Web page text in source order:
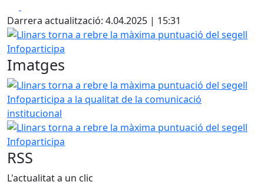
Darrera actualització: 4.04.2025 | 15:31
Llinars torna a rebre la màxima puntuació del segell
Imatges
Llinars torna a rebre la màxima puntuació del segell
Llinars torna a rebre la màxima puntuació del segell
RSS
L'actualitat a un clic